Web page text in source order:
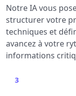
Notre IA vous
structurer votre
techniques et
avancez à votre
informations
3